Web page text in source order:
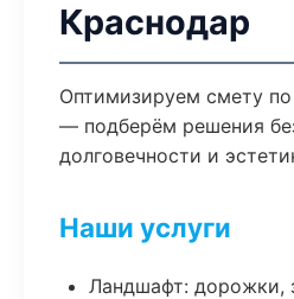
Краснодар
Оптимизируем смету
— подберём решения
долговечности и
Наши услуги
Ландшафт: дорожки,